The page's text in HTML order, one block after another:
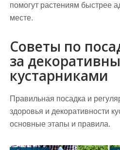
помогут растениям быстрее
месте.
Советы по
за
кустарниками
Правильная посадка и
здоровья и декоративности
основные этапы и правила.